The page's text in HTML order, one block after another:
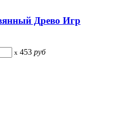
Древо Игр
x 453 руб